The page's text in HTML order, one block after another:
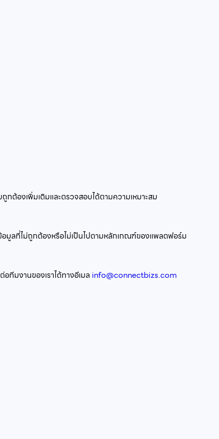
กต้องเพิ่มเติมและตรวจสอบได้ตามความเหมาะสม
อมูลที่ไม่ถูกต้องหรือไม่เป็นไปตามหลักเกณฑ์ของแพลตฟอร์ม
ทีมงานของเราได้ทางอีเมล info@connectbizs.com